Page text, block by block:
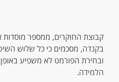
קבוצת החוקרים, ממספר מוסדות
בקנדה, מסכמים כי כל שלוש
ובחירת הפורמט לא משפיע
הלמידה.